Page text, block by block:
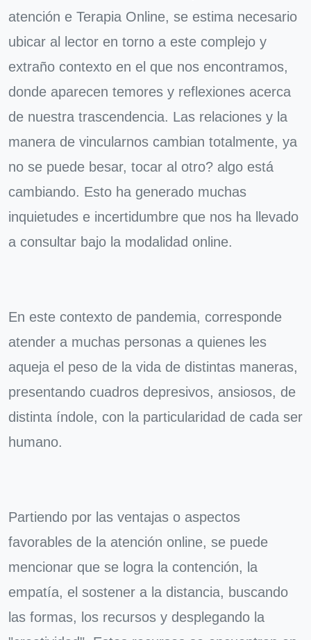
atención e Terapia Online, se estima necesario
ubicar al lector en torno a este complejo y
extraño contexto en el que nos encontramos,
donde aparecen temores y reflexiones acerca
de nuestra trascendencia. Las relaciones y la
manera de vincularnos cambian totalmente, ya
no se puede besar, tocar al otro? algo está
cambiando. Esto ha generado muchas
inquietudes e incertidumbre que nos ha llevado
a consultar bajo la modalidad online.
En este contexto de pandemia, corresponde
atender a muchas personas a quienes les
aqueja el peso de la vida de distintas maneras,
presentando cuadros depresivos, ansiosos, de
distinta índole, con la particularidad de cada ser
humano.
Partiendo por las ventajas o aspectos
favorables de la atención online, se puede
mencionar que se logra la contención, la
empatía, el sostener a la distancia, buscando
las formas, los recursos y desplegando la